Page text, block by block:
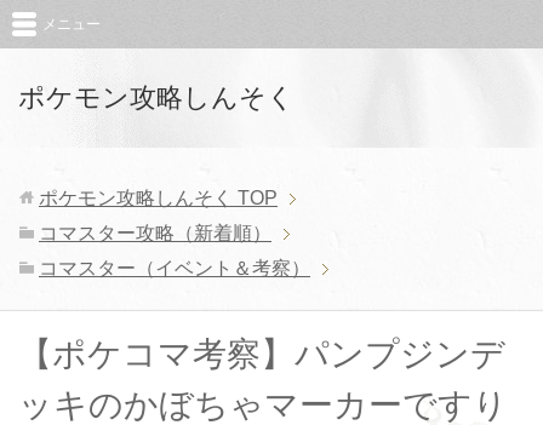
ポケモン攻略しんそく
メニュー
ポケモン攻略しんそく TOP
コマスター攻略（新着順）
コマスター（イベント＆考察）
【ポケコマ考察】パンプジンデ
ッキのかぼちゃマーカーですり